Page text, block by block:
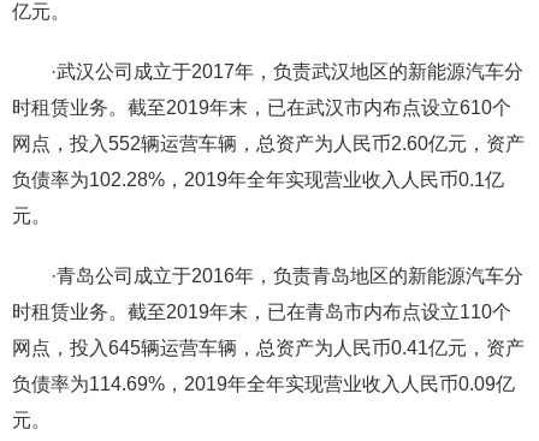
亿元。
·武汉公司成立于2017年，负责武汉地区的新能源汽车分
时租赁业务。截至2019年末，已在武汉市内布点设立610个
网点，投入552辆运营车辆，总资产为人民币2.60亿元，资产
负债率为102.28%，2019年全年实现营业收入人民币0.1亿
元。
·青岛公司成立于2016年，负责青岛地区的新能源汽车分
时租赁业务。截至2019年末，已在青岛市内布点设立110个
网点，投入645辆运营车辆，总资产为人民币0.41亿元，资产
负债率为114.69%，2019年全年实现营业收入人民币0.09亿
元。